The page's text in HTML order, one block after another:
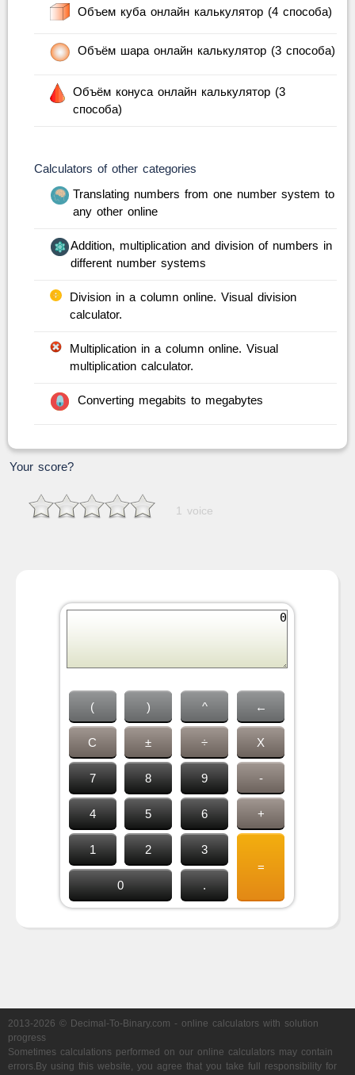
Объем куба онлайн калькулятор (4 способа)
Объём шара онлайн калькулятор (3 способа)
Объём конуса онлайн калькулятор (3
способа)
Calculators of other categories
Translating numbers from one number system to
any other online
Addition, multiplication and division of numbers in
different number systems
Division in a column online. Visual division
calculator.
Multiplication in a column online. Visual
multiplication calculator.
Converting megabits to megabytes
Your score?
1 voice
( ) ^ ←
C ± ÷ X
7 8 9 -
4 5 6 +
1 2
3
=
0
.
2013-2026 © Decimal-To-Binary.com - online calculators with solution
progress
Sometimes calculations performed on our online calculators may contain
errors.By using this website, you agree that you take full responsibility for